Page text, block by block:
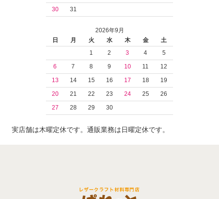
30
31
2026年9月
日
月 火 水 木 金
土
1
2 3 4
5
6
7 8 9 10 11
12
13
14 15 16 17 18
19
20
21 22 23 24 25
26
27
28 29 30
実店舗は木曜定休です。通販業務は日曜定休です。